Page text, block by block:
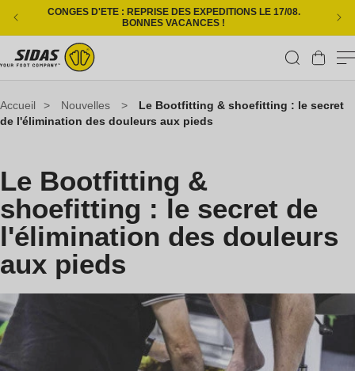
Ignorer et passer au contenu
CONGES D'ETE : REPRISE DES EXPEDITIONS LE 17/08.
BONNES VACANCES !
Panier
Accueil > Nouvelles >
Le Bootfitting & shoefitting : le secret
de l'élimination des douleurs aux pieds
Le Bootfitting &
shoefitting : le secret de
l'élimination des douleurs
aux pieds